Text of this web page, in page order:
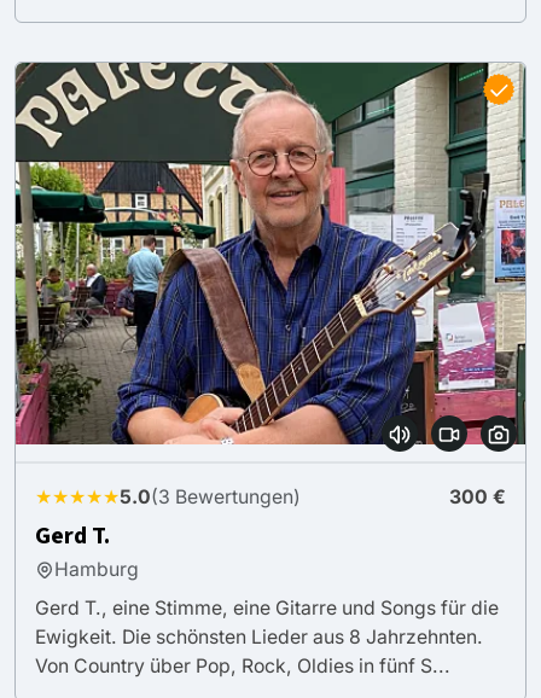
★★★★★5.0(3 Bewertungen) 300 €
Gerd T.
Hamburg
Gerd T., eine Stimme, eine Gitarre und Songs für die
Ewigkeit. Die schönsten Lieder aus 8 Jahrzehnten.
Von Country über Pop, Rock, Oldies in fünf S...